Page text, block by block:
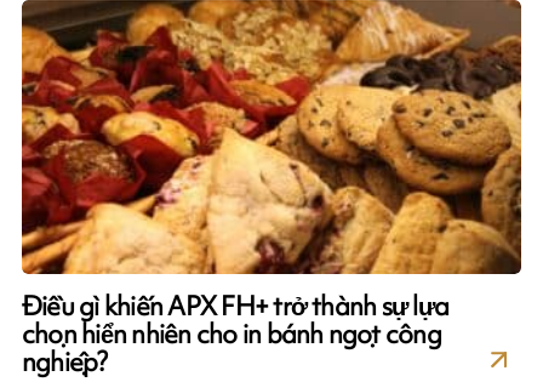
Điều gì khiến APX FH+ trở thành sự lựa
chọn hiển nhiên cho in bánh ngọt công
nghiệp?